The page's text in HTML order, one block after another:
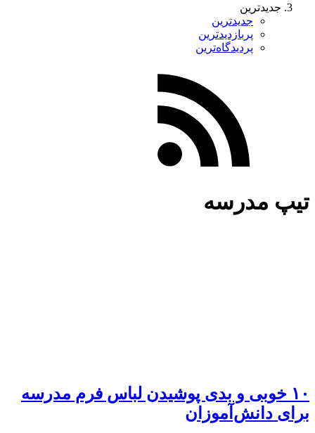
جدیدترین
جدیدترین
پربازدیدترین
پردیدگاه‌ترین
تیپ مدرسه
۱۰ خوبی و بدی پوشیدن لباس فرم مدرسه
برای دانش‌آموزان